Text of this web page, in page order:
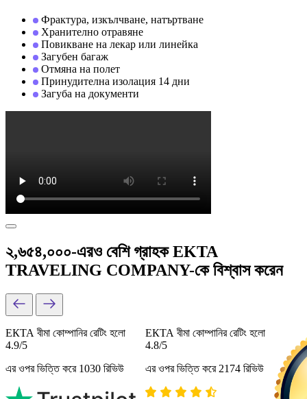
Фрактура, изкълчване, натъртване
Хранително отравяне
Повикване на лекар или линейка
Загубен багаж
Отмяна на полет
Принудителна изолация 14 дни
Загуба на документи
২,৬৫৪,০০০-এরও বেশি গ্রাহক EKTA
TRAVELING COMPANY-কে বিশ্বাস করেন
ЕКТА বীমা কোম্পানির রেটিং হলো
4.9/5
এর ওপর ভিত্তি করে 1030 রিভিউ
ЕКТА বীমা কোম্পানির রেটিং হলো
4.8/5
এর ওপর ভিত্তি করে 2174 রিভিউ